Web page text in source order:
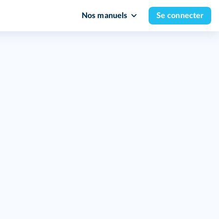
Nos manuels Se connecter